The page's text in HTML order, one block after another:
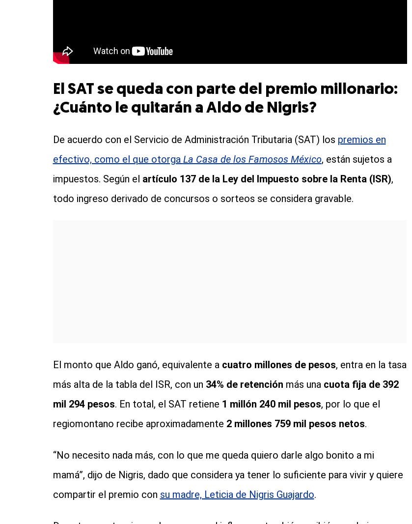
El SAT se queda con parte del premio millonario:
¿Cuánto le quitarán a Aldo de Nigris?
De acuerdo con el Servicio de Administración Tributaria (SAT) los premios en
efectivo, como el que otorga La Casa de los Famosos México, están sujetos a
impuestos. Según el artículo 137 de la Ley del Impuesto sobre la Renta (ISR),
todo ingreso derivado de concursos o sorteos se considera gravable.
El monto que Aldo ganó, equivalente a cuatro millones de pesos, entra en la tasa
más alta de la tabla del ISR, con un 34% de retención más una cuota fija de 392
mil 294 pesos. En total, el SAT retiene 1 millón 240 mil pesos, por lo que el
regiomontano recibe aproximadamente 2 millones 759 mil pesos netos.
“No necesito nada más, con lo que me queda quiero darle algo bonito a mi
mamá”, dijo de Nigris, dado que considera ya tener lo suficiente para vivir y quiere
compartir el premio con su madre, Leticia de Nigris Guajardo.